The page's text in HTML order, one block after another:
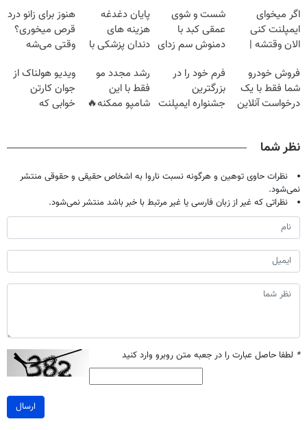
اگر میخوای
ایمپلنت کنی
الان وقتشه |
میلیون تومان!!!
شست و شوی
عمقی کبد با
دمنوش سم زدای
پایان دغدغه
هزینه های
دندان پزشکی با
خانگی
هنوز برای زانو درد
قرص میخوری؟
وقتی می‌شه
درمانش کرد؟؟؟؟
فروش خودرو
شما فقط با یک
درخواست آنلاین
فرم خود را در
بزرگترین
جشنواره ایمپلنت
رشد مجدد مو
فقط با این
شامپو ممکنه🔥
ویدیو هولناک از
جوان کارتن
خوابی که
نظر شما
نظرات حاوی توهین و هرگونه نسبت ناروا به اشخاص حقیقی و حقوقی منتشر
نمی‌شود.
نظراتی که غیر از زبان فارسی یا غیر مرتبط با خبر باشد منتشر نمی‌شود.
* لطفا حاصل عبارت را در جعبه متن روبرو وارد کنید
ارسال